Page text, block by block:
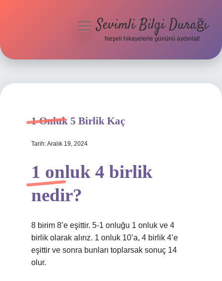
Hakkımızda
menüyüSevimli Bilgi Durağı
Neşeli hikayelerle gününü aydınlat!
1 Onluk 5 Birlik Kaç
Tarih: Aralık 19, 2024
1 onluk 4 birlik
nedir?
8 birim 8’e eşittir. 5-1 onluğu 1 onluk ve 4
birlik olarak alırız. 1 onluk 10’a, 4 birlik 4’e
eşittir ve sonra bunları toplarsak sonuç 14
olur.